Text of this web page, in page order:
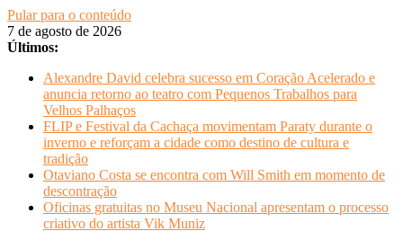
Pular para o conteúdo
7 de agosto de 2026
Últimos:
Alexandre David celebra sucesso em Coração Acelerado e
anuncia retorno ao teatro com Pequenos Trabalhos para
Velhos Palhaços
FLIP e Festival da Cachaça movimentam Paraty durante o
inverno e reforçam a cidade como destino de cultura e
tradição
Otaviano Costa se encontra com Will Smith em momento de
descontração
Oficinas gratuitas no Museu Nacional apresentam o processo
criativo do artista Vik Muniz